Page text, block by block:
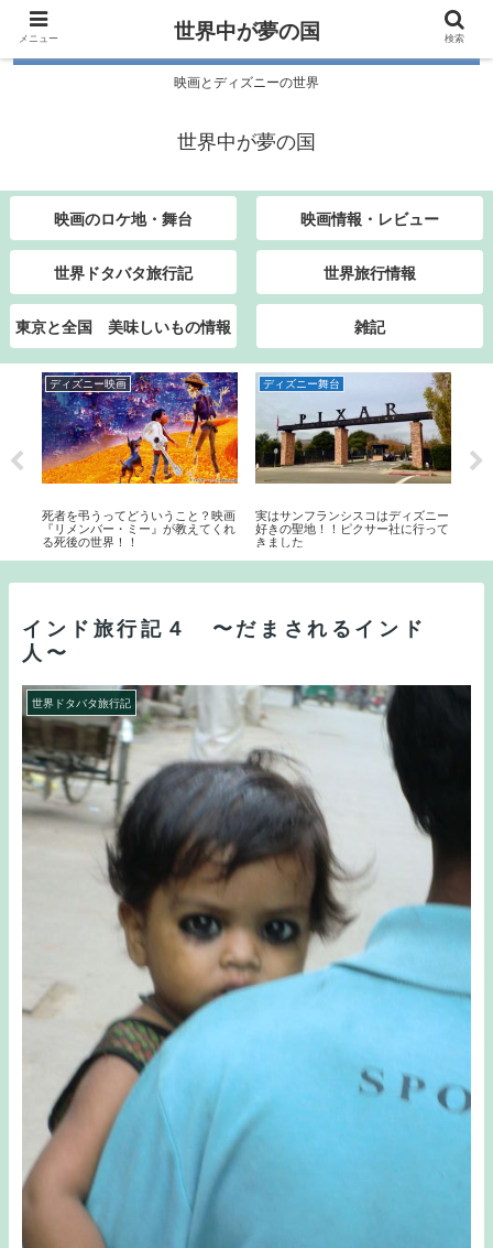
映画とディズニーの世界
世界中が夢の国
映画のロケ地・舞台 映画情報・レビュー
世界ドタバタ旅行記 世界旅行情報
東京と全国 美味しいもの情報 雑記
ディズニー映画
死者を弔うってどういうこと？映画
『リメンバー・ミー』が教えてくれ
る死後の世界！！
ディズニー舞台
実はサンフランシスコはディズニー
好きの聖地！！ピクサー社に行って
きました
インド旅行記４ 〜だまされるインド
人〜
世界ドタバタ旅行記
メニュー 世界中が夢の国 検索